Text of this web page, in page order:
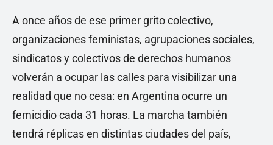
A once años de ese primer grito colectivo,
organizaciones feministas, agrupaciones sociales,
sindicatos y colectivos de derechos humanos
volverán a ocupar las calles para visibilizar una
realidad que no cesa: en Argentina ocurre un
femicidio cada 31 horas. La marcha también
tendrá réplicas en distintas ciudades del país,